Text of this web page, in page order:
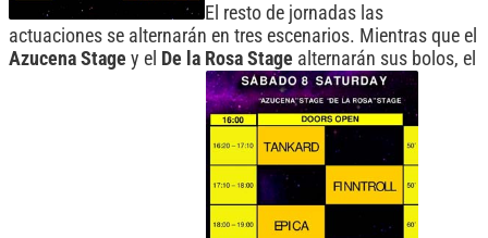
El resto de jornadas las
actuaciones se alternarán en tres escenarios. Mientras que el
Azucena Stage y el De la Rosa Stage alternarán sus bolos, el